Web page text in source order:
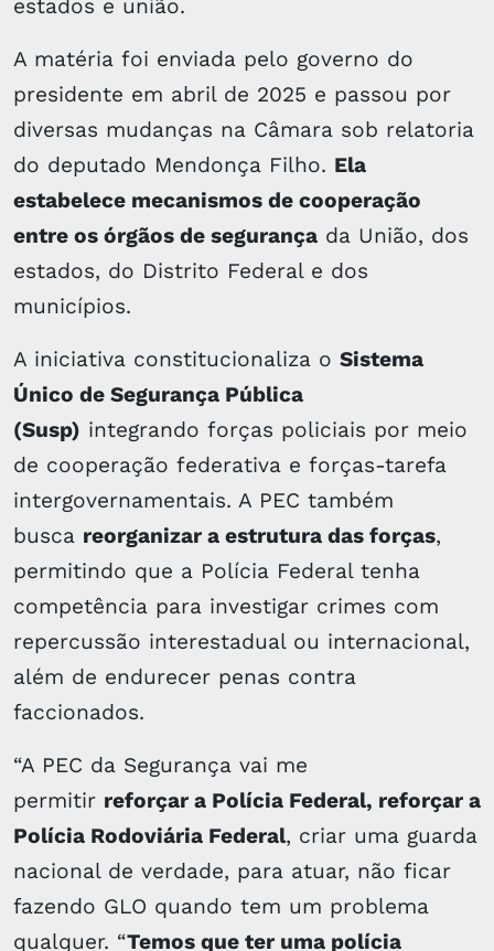
estados e união.
A matéria foi enviada pelo governo do
presidente em abril de 2025 e passou por
diversas mudanças na Câmara sob relatoria
do deputado Mendonça Filho. Ela
estabelece mecanismos de cooperação
entre os órgãos de segurança da União, dos
estados, do Distrito Federal e dos
municípios.
A iniciativa constitucionaliza o Sistema
Único de Segurança Pública
(Susp) integrando forças policiais por meio
de cooperação federativa e forças-tarefa
intergovernamentais. A PEC também
busca reorganizar a estrutura das forças,
permitindo que a Polícia Federal tenha
competência para investigar crimes com
repercussão interestadual ou internacional,
além de endurecer penas contra
faccionados.
“A PEC da Segurança vai me
permitir reforçar a Polícia Federal, reforçar a
Polícia Rodoviária Federal, criar uma guarda
nacional de verdade, para atuar, não ficar
fazendo GLO quando tem um problema
qualquer. “Temos que ter uma polícia